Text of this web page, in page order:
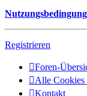
Registrieren
Foren-
Alle Cookies
Kontakt